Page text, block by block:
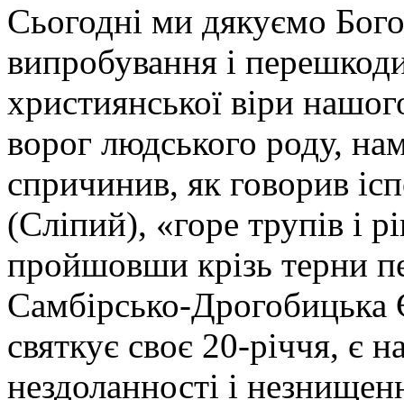
Сьогодні ми дякуємо
випробування і
християнської віри
ворог людського роду,
спричинив, як говорив
(Сліпий), «горе трупів і
пройшовши крізь терни
Самбірсько-Дрогобицька
святкує своє 20-річчя, є
нездоланності і